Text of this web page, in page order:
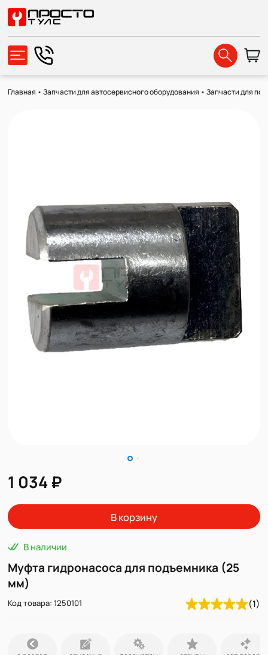
Главная •Запчасти для автосервисного оборудования •Запчасти для
1 034 ₽
В корзину
В наличии
Муфта гидронасоса для подъемника (25
мм)
Код товара: 1250101 (1)